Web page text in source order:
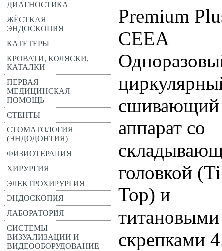
ДИАГНОСТИКА
ЖЁСТКАЯ
ЭНДОСКОПИЯ
КАТЕТЕРЫ
КРОВАТИ, КОЛЯСКИ,
КАТАЛКИ
ПЕРВАЯ
МЕДИЦИНСКАЯ
ПОМОЩЬ
СТЕНТЫ
СТОМАТОЛОГИЯ
(ЭНДОДОНТИЯ)
ФИЗИОТЕРАПИЯ
ХИРУРГИЯ
ЭЛЕКТРОХИРУРГИЯ
ЭНДОСКОПИЯ
ЛАБОРАТОРИЯ
СИСТЕМЫ
ВИЗУАЛИЗАЦИИ И
ВИДЕООБОРУДОВАНИЕ
Premium
CEEA
сшивающий
аппарат со
головкой
Top) и
титановыми
скрепками